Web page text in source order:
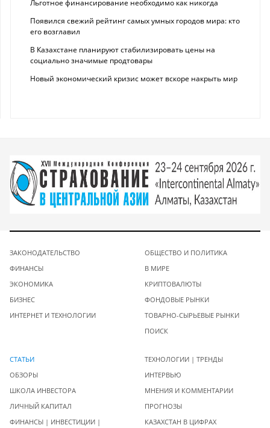
Льготное финансирование необходимо как никогда
Появился свежий рейтинг самых умных городов мира: кто
его возглавил
В Казахстане планируют стабилизировать цены на
социально значимые продтовары
Новый экономический кризис может вскоре накрыть мир
ЗАКОНОДАТЕЛЬСТВО
ФИНАНСЫ
ЭКОНОМИКА
БИЗНЕС
ИНТЕРНЕТ И ТЕХНОЛОГИИ
ОБЩЕСТВО И ПОЛИТИКА
В МИРЕ
КРИПТОВАЛЮТЫ
ФОНДОВЫЕ РЫНКИ
ТОВАРНО-СЫРЬЕВЫЕ РЫНКИ
ПОИСК
СТАТЬИ
ОБЗОРЫ
ШКОЛА ИНВЕСТОРА
ЛИЧНЫЙ КАПИТАЛ
ФИНАНСЫ | ИНВЕСТИЦИИ |
ТЕХНОЛОГИИ | ТРЕНДЫ
ИНТЕРВЬЮ
МНЕНИЯ И КОММЕНТАРИИ
ПРОГНОЗЫ
КАЗАХСТАН В ЦИФРАХ